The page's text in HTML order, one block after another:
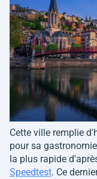
Cette ville remplie
pour sa
la plus rapide
Speedtest. Ce